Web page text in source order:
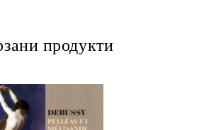
продукти